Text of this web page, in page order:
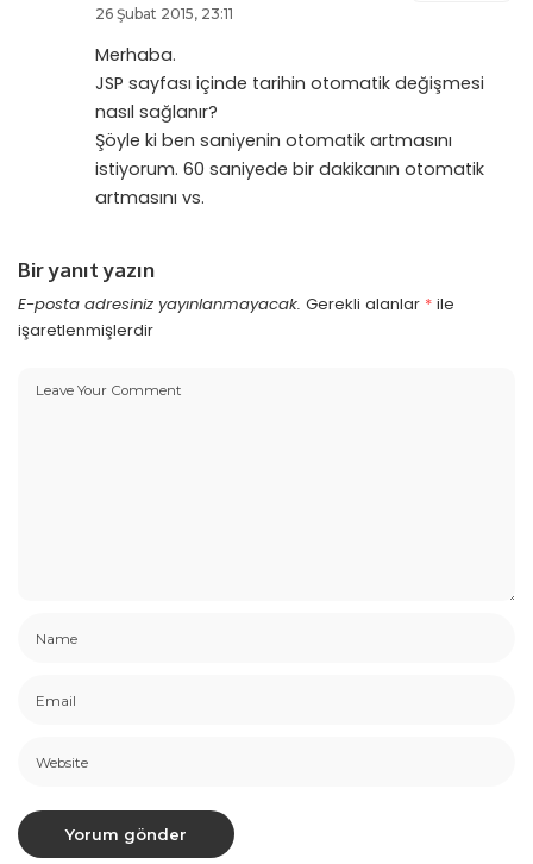
26 Şubat 2015, 23:11
Merhaba.
JSP sayfası içinde tarihin otomatik değişmesi
nasıl sağlanır?
Şöyle ki ben saniyenin otomatik artmasını
istiyorum. 60 saniyede bir dakikanın otomatik
artmasını vs.
Bir yanıt yazın
E-posta adresiniz yayınlanmayacak. Gerekli alanlar * ile
işaretlenmişlerdir